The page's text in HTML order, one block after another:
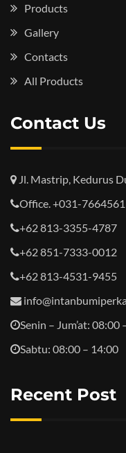
Products
Gallery
Contacts
All Products
Contact Us
Jl. Mastrip, Kedurus
Office. +031-7664561
+62 813-3355-4787
+62 851-7333-0012
+62 813-4531-9455
Senin – Jum’at: 08:00
Sabtu: 08:00 – 14:00
Recent Post